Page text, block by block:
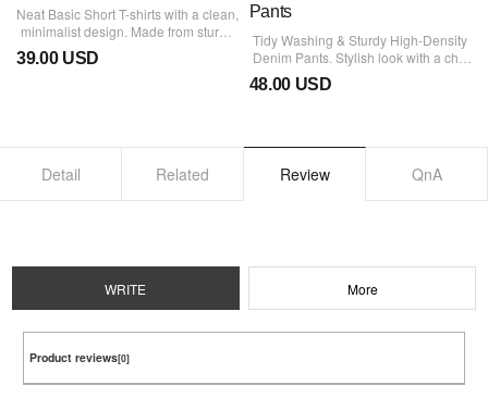
Neat Basic Short T-shirts with a clean,
minimalist design. Made from sturdy,
high-quality material, they are great
for wearing for a long time.
39.00 USD
Pants
Tidy Washing & Sturdy High-Density
Denim Pants. Stylish look with a chic
fit that makes your legs look longer.
48.00 USD
Detail Related Review QnA
WRITE More
Product reviews[0]